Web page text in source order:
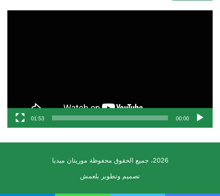
00:00
01:53
2026، جميع الحقوق محفوظة موريتان ميديا
تصميم وتطوير بلعمش